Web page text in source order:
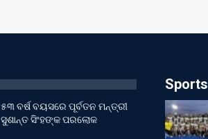
୫୩ ବର୍ଷ ବୟସରେ ପୂର୍ବତନ ମନ୍ତ୍ରୀ
ସୁଶାନ୍ତ ସିଂହଙ୍କ ପରଲୋକ
Sports